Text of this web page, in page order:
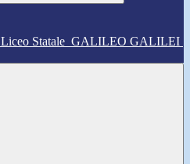
Liceo Statale GALILEO GALILEI